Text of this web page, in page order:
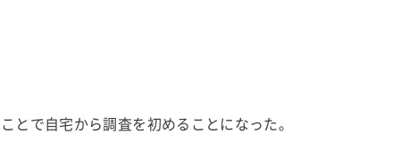
とで自宅から調査を初めることになった。